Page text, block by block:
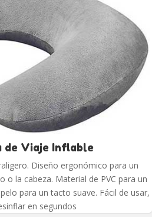
de Viaje Inflable
Diseño ergonómico para un
o la cabeza. Material de PVC para un
para un tacto suave. Fácil de usar,
en segundos